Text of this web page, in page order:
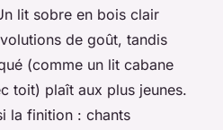
lit sobre en bois clair
de goût, tandis
(comme un lit cabane
toit) plaît aux plus jeunes.
la finition : chants